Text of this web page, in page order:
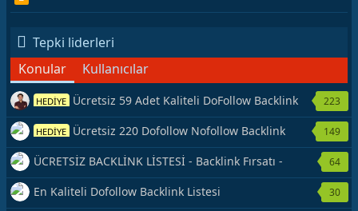
S
Tepki liderleri
Konular
Kullanıcılar
HEDİYE Ücretsiz 59 Adet Kaliteli DoFollow Backlink
Kaynağı Veriyorum.
223
HEDİYE Ücretsiz 220 Dofollow Nofollow Backlink
Veriyorum
149
ÜCRETSİZ BACKLİNK LİSTESİ - Backlink Fırsatı -
Hemen Yetiş!
64
En Kaliteli Dofollow Backlink Listesi 30